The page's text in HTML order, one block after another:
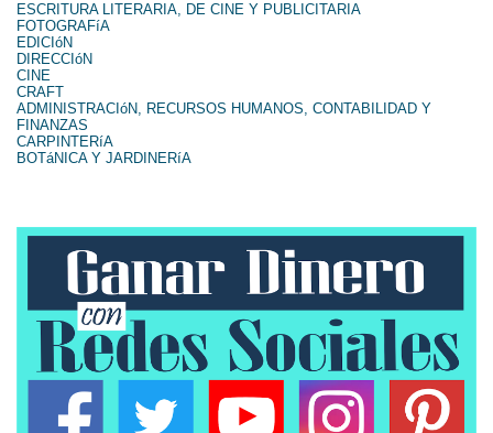
ESCRITURA LITERARIA, DE CINE Y PUBLICITARIA
FOTOGRAFíA
EDICIóN
DIRECCIóN
CINE
CRAFT
ADMINISTRACIóN, RECURSOS HUMANOS, CONTABILIDAD Y
FINANZAS
CARPINTERíA
BOTáNICA Y JARDINERíA